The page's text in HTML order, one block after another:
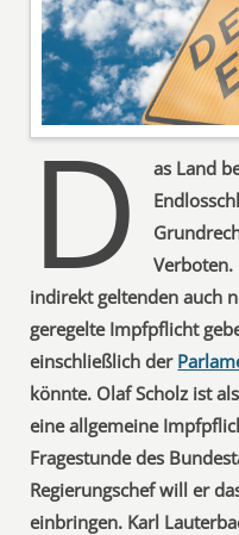
D
as Land
Verboten.
indirekt geltenden auch
geregelte Impfpflicht
einschließlich der
könnte. Olaf Scholz ist
eine allgemeine
Fragestunde des
Regierungschef will er
einbringen. Karl